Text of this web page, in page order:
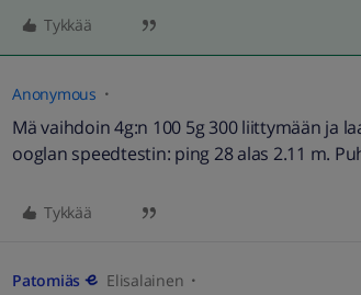
Tykkää
Anonymous
Mä vaihdoin 4g:n 100 5g 300 liittymään ja
ooglan speedtestin: ping 28 alas 2.11 m.
Tykkää
Patomiäs Elisalainen